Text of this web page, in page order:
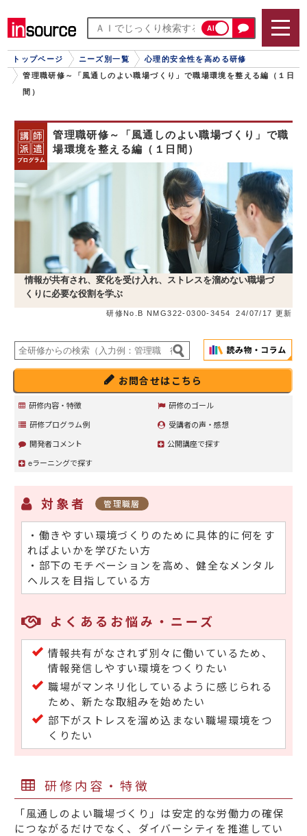
AI
トップページ ニーズ別一覧
心理的安全性を高める研修
管理職研修～「風通しのよい職場づくり」で職場環境を整える編（１日
間）
管理職研修～「風通しのよい職場づくり」で職
場環境を整える編（１日間）
情報が共有され、変化を受け入れ、ストレスを溜めない職場づ
くりに必要な役割を学ぶ
研修No.B NMG322-0300-3454 24/07/17 更新
お問合せはこちら
研修内容・特徴
研修のゴール
研修プログラム例
受講者の声・感想
開発者コメント
公開講座で探す
eラーニングで探す
対象者 管理職層
・働きやすい環境づくりのために具体的に何をす
ればよいかを学びたい方
・部下のモチベーションを高め、健全なメンタル
ヘルスを目指している方
よくあるお悩み・ニーズ
情報共有がなされず別々に働いているため、
情報発信しやすい環境をつくりたい
職場がマンネリ化しているように感じられる
ため、新たな取組みを始めたい
部下がストレスを溜め込まない職場環境をつ
くりたい
研修内容・特徴
「風通しのよい職場づくり」は安定的な労働力の確保
につながるだけでなく、ダイバーシティを推進してい